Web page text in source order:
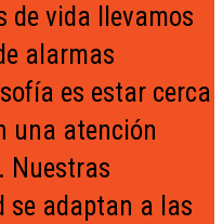
de vida llevamos
alarmas
es estar cerca
una atención
Nuestras
se adaptan a las